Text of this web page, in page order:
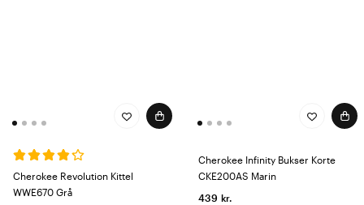
Cherokee Revolution Kittel
WWE670 Grå
Cherokee Infinity Bukser Korte
CKE200AS Marin
439 kr.